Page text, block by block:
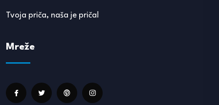
Tvoja priča, naša je priča!
Mreže